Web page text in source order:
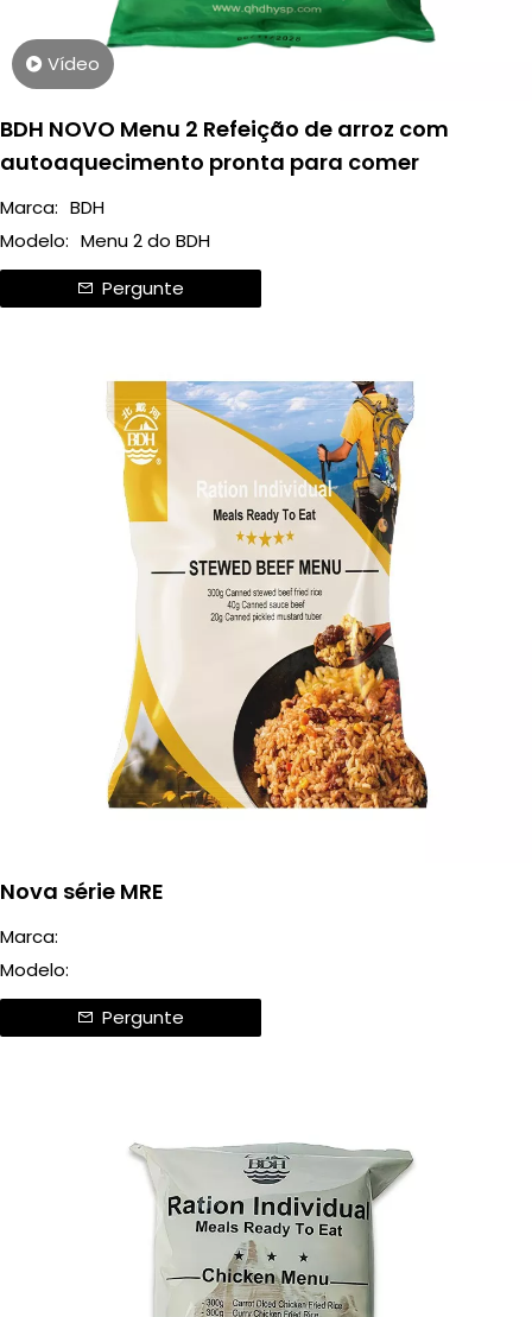
Vídeo
BDH NOVO Menu 2 Refeição de arroz com
autoaquecimento pronta para comer
Marca: BDH
Modelo: Menu 2 do BDH
Pergunte
Nova série MRE
Marca:
Modelo:
Pergunte